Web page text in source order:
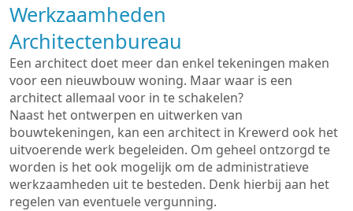
Werkzaamheden
Architectenbureau
Een architect doet meer dan enkel tekeningen maken
voor een nieuwbouw woning. Maar waar is een
architect allemaal voor in te schakelen?
Naast het ontwerpen en uitwerken van
bouwtekeningen, kan een architect in Krewerd ook het
uitvoerende werk begeleiden. Om geheel ontzorgd te
worden is het ook mogelijk om de administratieve
werkzaamheden uit te besteden. Denk hierbij aan het
regelen van eventuele vergunning.